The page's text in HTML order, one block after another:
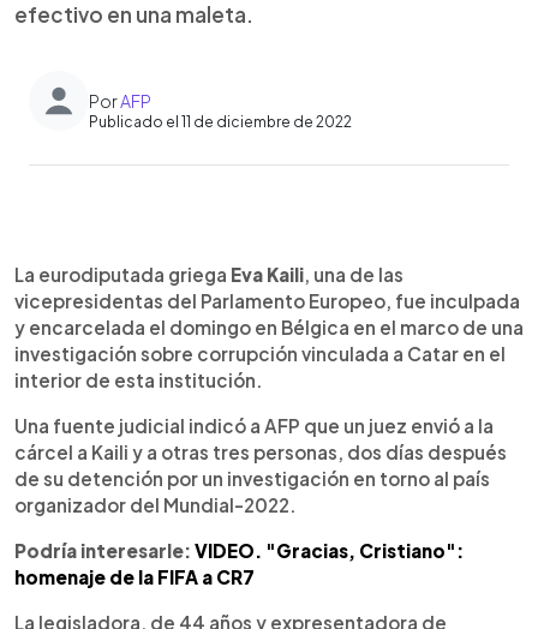
efectivo en una maleta.
PorAFP
Publicado el 11 de diciembre de 2022
► Escuchar artículo
La eurodiputada griega Eva Kaili, una de las
vicepresidentas del Parlamento Europeo, fue inculpada
y encarcelada el domingo en Bélgica en el marco de una
investigación sobre corrupción vinculada a Catar en el
interior de esta institución.
Una fuente judicial indicó a AFP que un juez envió a la
cárcel a Kaili y a otras tres personas, dos días después
de su detención por un investigación en torno al país
organizador del Mundial-2022.
Podría interesarle: VIDEO. "Gracias, Cristiano":
homenaje de la FIFA a CR7
La legisladora, de 44 años y expresentadora de